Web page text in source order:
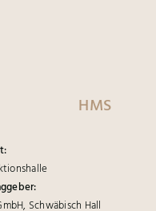
HMS
Schwäbisch Hall